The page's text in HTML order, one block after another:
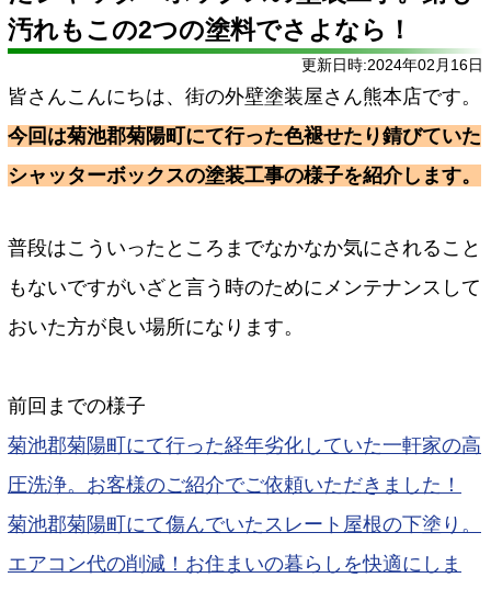
汚れもこの2つの塗料でさよなら！
更新日時:2024年02月16日
皆さんこんにちは、街の外壁塗装屋さん熊本店です。
今回は菊池郡菊陽町にて行った色褪せたり錆びていた
シャッターボックスの塗装工事の様子を紹介します。
普段はこういったところまでなかなか気にされること
もないですがいざと言う時のためにメンテナンスして
おいた方が良い場所になります。
前回までの様子
菊池郡菊陽町にて行った経年劣化していた一軒家の高
圧洗浄。お客様のご紹介でご依頼いただきました！
菊池郡菊陽町にて傷んでいたスレート屋根の下塗り。
エアコン代の削減！お住まいの暮らしを快適にしま